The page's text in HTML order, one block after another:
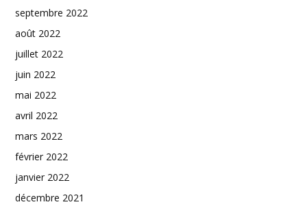
septembre 2022
août 2022
juillet 2022
juin 2022
mai 2022
avril 2022
mars 2022
février 2022
janvier 2022
décembre 2021